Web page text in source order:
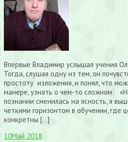
Впервые Владимир услышал учения
Тогда, слушая одну из тем, он
простоту изложения, и понял, что
манере, узнать о чем-то сложном:
познании сменилась на ясность, я
четкими горизонтом в обучении, где
конкретны […]
10Май 2018